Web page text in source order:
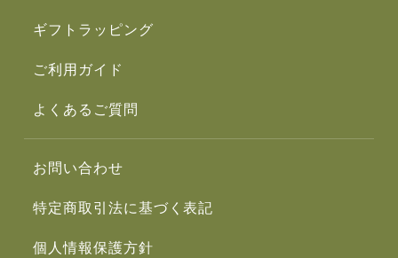
ギフトラッピング
ご利用ガイド
よくあるご質問
お問い合わせ
特定商取引法に基づく表記
個人情報保護方針